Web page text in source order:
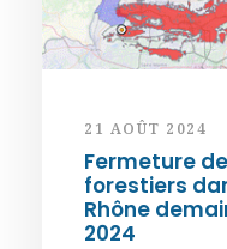
21 AOÛT 2024
Fermeture
forestiers
Rhône
2024